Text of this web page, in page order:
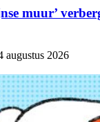
muur’
augustus 2026